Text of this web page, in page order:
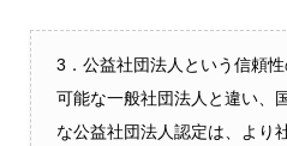
3．公益社団法人という信頼
可能な一般社団法人と違い、
な公益社団法人認定は、より